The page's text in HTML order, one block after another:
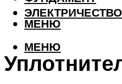
ЭЛЕКТРИЧЕСТВО
МЕНЮ
МЕНЮ